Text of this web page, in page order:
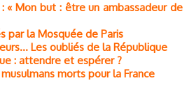
« Mon but : être un ambassadeur de
par la Mosquée de Paris
Les oubliés de la République
: attendre et espérer ?
morts pour la France